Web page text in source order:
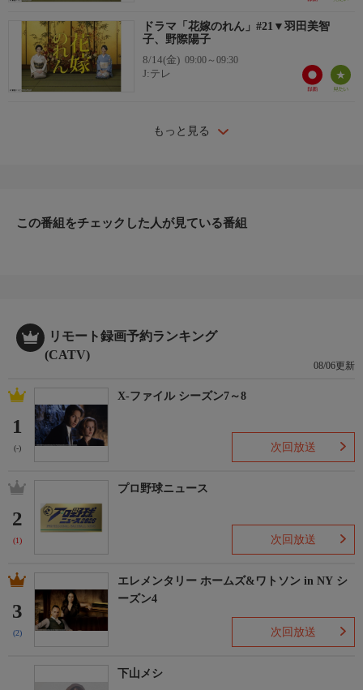
ドラマ「花嫁のれん」#21▼羽田美智
子、野際陽子
8/14(金) 09:00～09:30
J:テレ
もっと見る
この番組をチェックした人が見ている番組
リモート録画予約ランキング
(CATV)
08/06更新
1
(-)
X-ファイル シーズン7～8
次回放送
2
(1)
プロ野球ニュース
次回放送
3
(2)
エレメンタリー ホームズ&ワトソン in NY シ
ーズン4
次回放送
下山メシ